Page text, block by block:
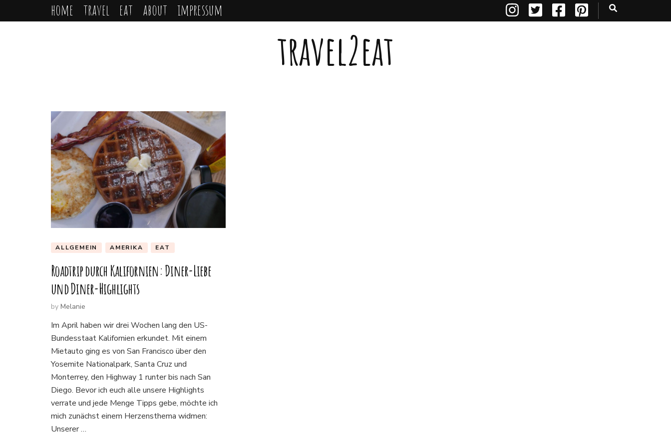
home travel eat about impressum
travel2eat
ALLGEMEIN AMERIKA EAT
Roadtrip durch Kalifornien: Diner-Liebe
und Diner-Highlights
by Melanie
Im April haben wir drei Wochen lang den US-
Bundesstaat Kalifornien erkundet. Mit einem
Mietauto ging es von San Francisco über den
Yosemite Nationalpark, Santa Cruz und
Monterrey, den Highway 1 runter bis nach San
Diego. Bevor ich euch alle unsere Highlights
verrate und jede Menge Tipps gebe, möchte ich
mich zunächst einem Herzensthema widmen:
Unserer …